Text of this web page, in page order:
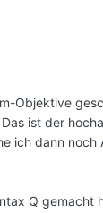
Objektive
ist der
ich dann noch
Q gemacht